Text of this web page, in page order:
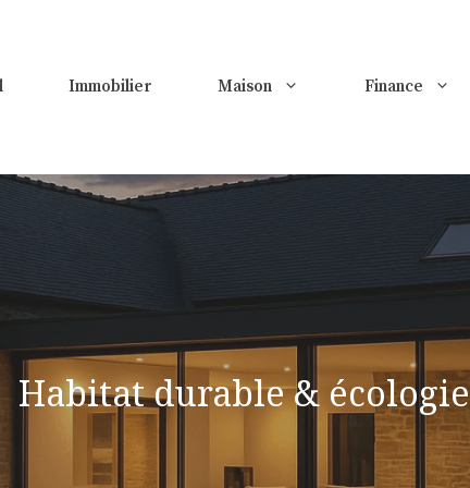
Immobilier Maison Finance
Habitat durable & écologie